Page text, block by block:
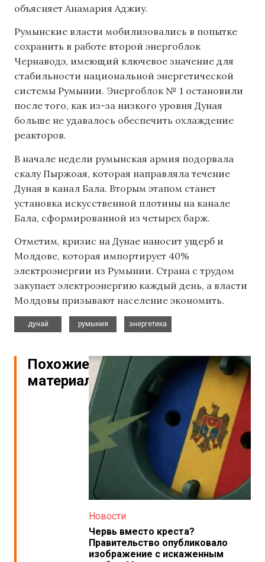
объясняет Анамария Аджиу.
Румынские власти мобилизовались в попытке
сохранить в работе второй энергоблок
Чернаводэ, имеющий ключевое значение для
стабильности национальной энергетической
системы Румынии. Энергоблок № 1 остановили
после того, как из-за низкого уровня Дуная
больше не удавалось обеспечить охлаждение
реакторов.
В начале недели румынская армия подорвала
скалу Пыржоая, которая направляла течение
Дуная в канал Бала. Вторым этапом станет
установка искусственной плотины на канале
Бала, сформированной из четырех барж.
Отметим, кризис на Дунае наносит ущерб и
Молдове, которая импортирует 40%
электроэнергии из Румынии. Страна с трудом
закупает электроэнергию каждый день, а власти
Молдовы призывают население экономить.
дунай
румыния
энергетика
Похожие
материалы
Новости
Червь вместо креста?
Правительство опубликовало
изображение с искаженным